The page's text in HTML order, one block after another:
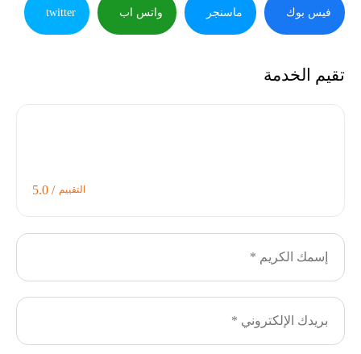
فيس بوك ماسنجر واتس اب twitter
تقيم الخدمة
التقييم / 5.0